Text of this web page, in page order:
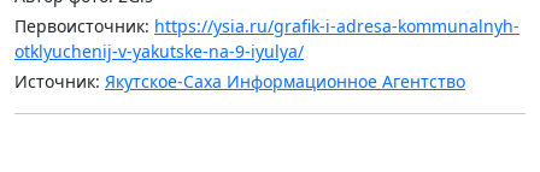
Первоисточник: https://ysia.ru/grafik-i-adresa-kommunalnyh-
otklyuchenij-v-yakutske-na-9-iyulya/
Источник: Якутское-Саха Информационное Агентство